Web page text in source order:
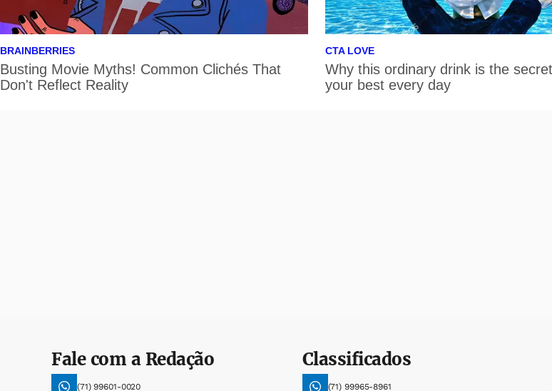
Fale com a Redação
(71) 99601-0020
Classificados
(71) 99965-8961